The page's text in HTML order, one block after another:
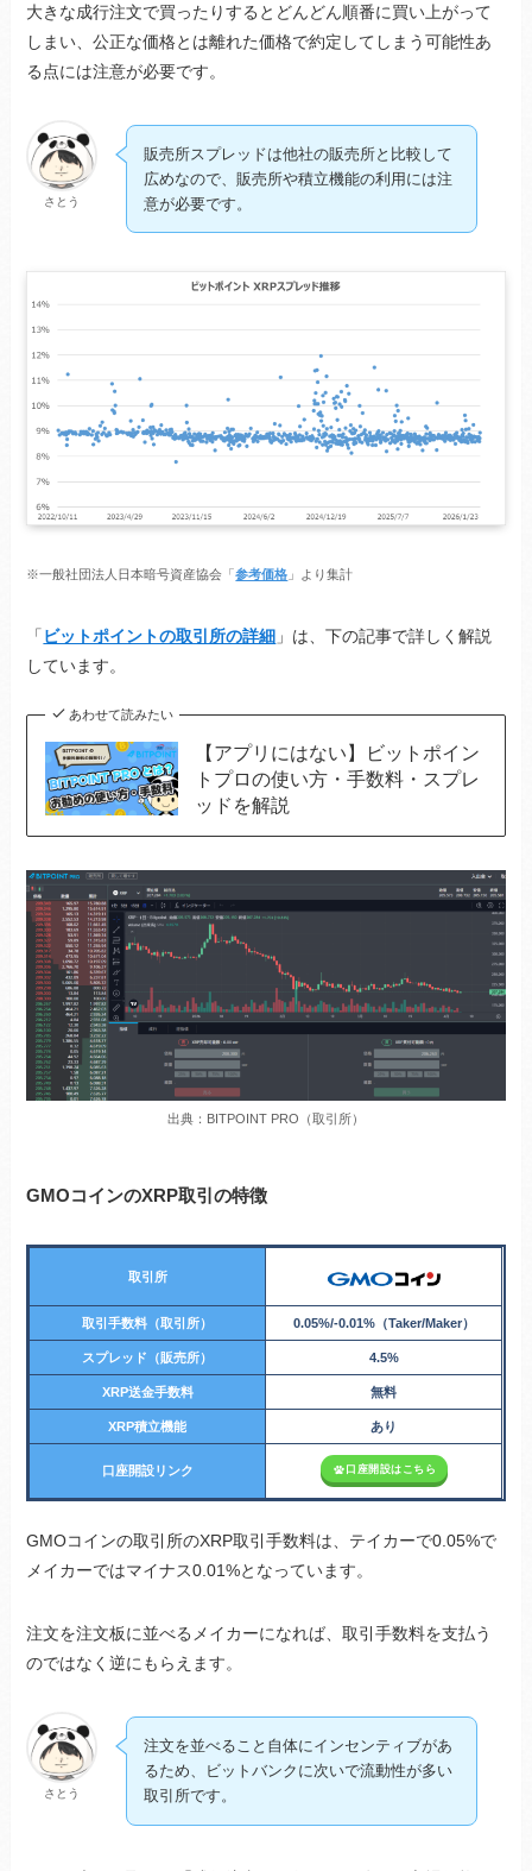
大きな成行注文で買ったりするとどんどん順番に買い上がって
しまい、公正な価格とは離れた価格で約定してしまう可能性あ
る点には注意が必要です。
さとう
販売所スプレッドは他社の販売所と比較して
広めなので、販売所や積立機能の利用には注
意が必要です。
※一般社団法人日本暗号資産協会「参考価格 」より集計
「 ビットポイントの取引所の詳細 」は、下の記事で詳しく解説
しています。
あわせて読みたい
【アプリにはない】ビットポイン
トプロの使い方・手数料・スプレ
ッドを解説
出典：BITPOINT PRO（取引所）
GMOコインのXRP取引の特徴
取引所
取引手数料（取引所） 0.05%/-0.01%（Taker/Maker）
スプレッド（販売所） 4.5%
XRP送金手数料 無料
XRP積立機能 あり
口座開設リンク 口座開設はこちら
GMOコインの取引所のXRP取引手数料は、テイカーで0.05%で
メイカーではマイナス0.01%となっています。
注文を注文板に並べるメイカーになれば、取引手数料を支払う
のではなく逆にもらえます。
さとう
注文を並べること自体にインセンティブがあ
るため、ビットバンクに次いで流動性が多い
取引所です。